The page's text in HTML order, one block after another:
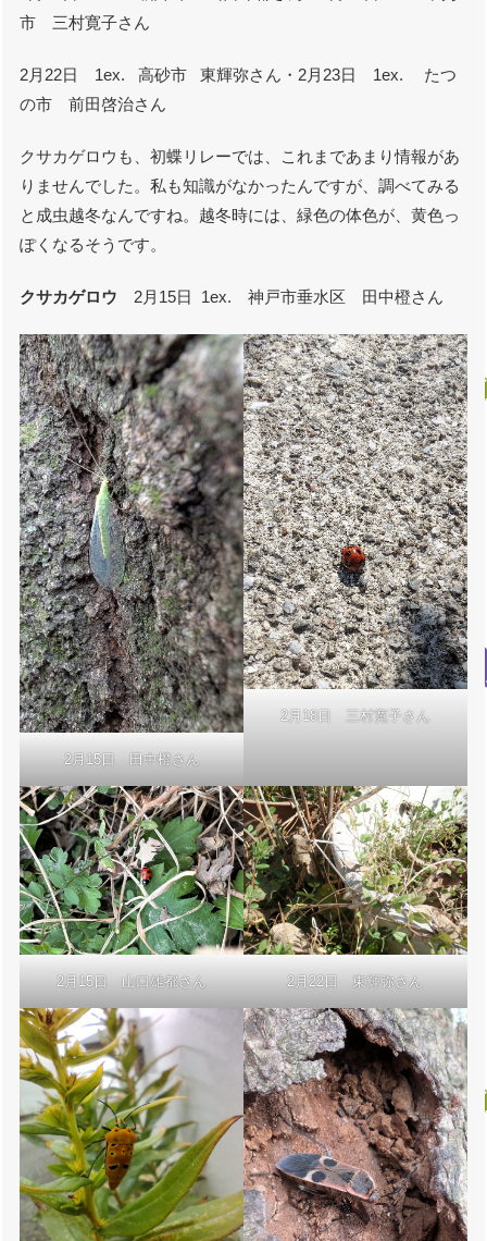
市 三村寛子さん
2月22日 1ex. 高砂市 東輝弥さん・2月23日 1ex. たつ
の市 前田啓治さん
クサカゲロウも、初蝶リレーでは、これまであまり情報があ
りませんでした。私も知識がなかったんですが、調べてみる
と成虫越冬なんですね。越冬時には、緑色の体色が、黄色っ
ぽくなるそうです。
クサカゲロウ 2月15日 1ex. 神戸市垂水区 田中橙さん
2月15日 田中橙さん
2月18日 三村寛子さん
2月15日 山口雄都さん 2月22日 東輝弥さん